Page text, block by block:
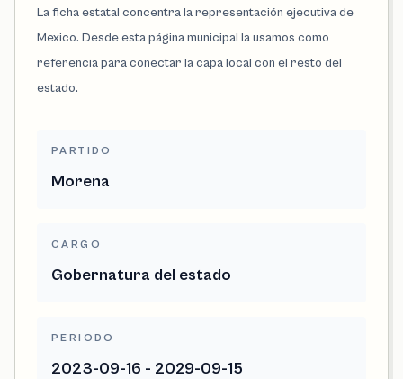
La ficha estatal concentra la representación ejecutiva de
Mexico. Desde esta página municipal la usamos como
referencia para conectar la capa local con el resto del
estado.
PARTIDO
Morena
CARGO
Gobernatura del estado
PERIODO
2023-09-16 - 2029-09-15